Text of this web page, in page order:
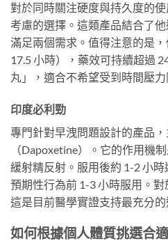
對於同時關注硬度與持久度的
考慮的選擇。這類產品結合了
滿足兩個需求。值得注意的是
17.5 小時），藥效可持續超過
丸」，適合不希望受到時間壓力
印度必利勁
專門針對早洩問題設計的產品
（Dapoxetine）。它的作用機
緩射精反射。服用後約 1-2 小
預期性行為前 1-3 小時服用。
這是目前醫學實證支持最充分的
如何根據個人體質挑選合